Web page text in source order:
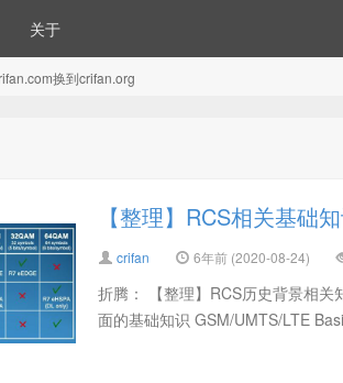
关于
换到crifan.org
【整理】RCS相关基础
crifan 6年前 (2020-08-24)
折腾： 【整理】RCS历史背景相
面的基础知识 GSM/UMTS/LTE